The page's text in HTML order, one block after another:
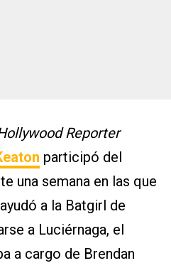
Reporter
participó del
una semana en las que
ayudó a la Batgirl de
a Luciérnaga, el
a cargo de Brendan